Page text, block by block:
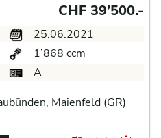
CHF 39’500.-
25.06.2021
1’868 ccm
A
Maienfeld (GR)